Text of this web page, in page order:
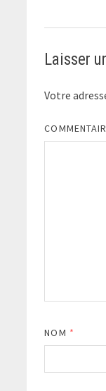
Laisser
Votre
NOM *